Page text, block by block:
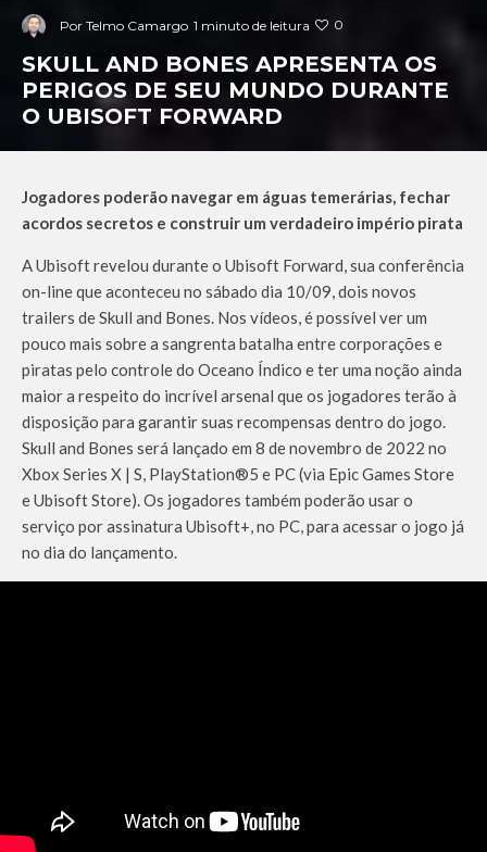
Por Telmo Camargo 1 minuto de leitura 0
SKULL AND BONES APRESENTA OS
PERIGOS DE SEU MUNDO DURANTE
O UBISOFT FORWARD
Jogadores poderão navegar em águas temerárias, fechar
acordos secretos e construir um verdadeiro império pirata
A Ubisoft revelou durante o Ubisoft Forward, sua conferência
on-line que aconteceu no sábado dia 10/09, dois novos
trailers de Skull and Bones. Nos vídeos, é possível ver um
pouco mais sobre a sangrenta batalha entre corporações e
piratas pelo controle do Oceano Índico e ter uma noção ainda
maior a respeito do incrível arsenal que os jogadores terão à
disposição para garantir suas recompensas dentro do jogo.
Skull and Bones será lançado em 8 de novembro de 2022 no
Xbox Series X | S, PlayStation®5 e PC (via Epic Games Store
e Ubisoft Store). Os jogadores também poderão usar o
serviço por assinatura Ubisoft+, no PC, para acessar o jogo já
no dia do lançamento.